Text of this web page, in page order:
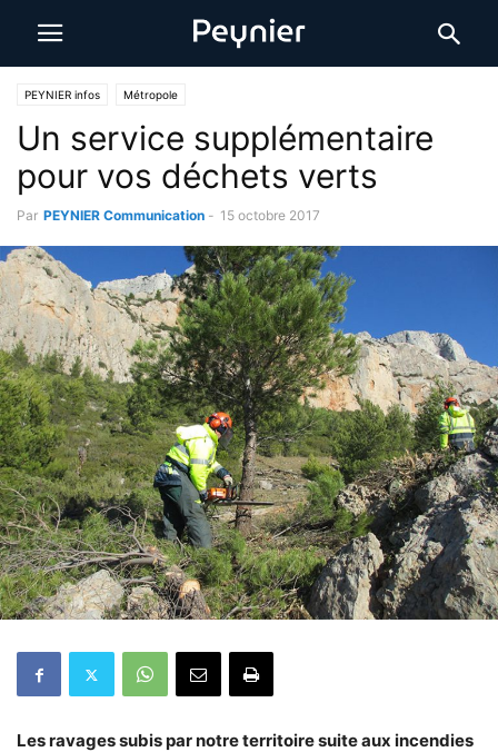
PEYNIER infos Métropole
Un service supplémentaire
pour vos déchets verts
Par PEYNIER Communication - 15 octobre 2017
Les ravages subis par notre territoire suite aux incendies